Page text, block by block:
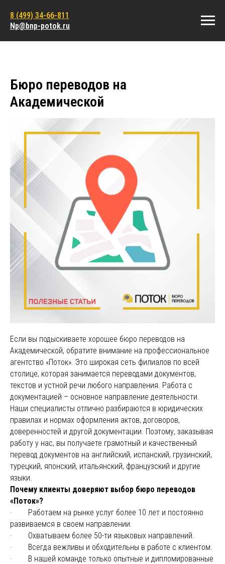
8 (499) 34-66-811
Np@bnp-potok.ru
Бюро переводов на
Академической
Если вы подыскиваете хорошее бюро переводов на
Академической, обратите внимание на профессиональное
агентство «Поток». Это широкая сеть филиалов по всей
столице, которая занимается переводами документов,
текстов и устной речи любого направления. Работа с
документацией – основное направление деятельности.
Наши специалисты отлично разбираются в юридических
правилах и нормах оформления актов, договоров,
доверенностей и другой документации. Поэтому, заказывая
работу у нас, вы получаете грамотный и качественный
перевод документов на английский, испанский, грузинский,
турецкий, японский, итальянский, французский и другие
языки.
Почему клиенты доверяют выбор бюро переводов
«Поток»?
· Работаем на рынке услуг более 10 лет и постоянно
развиваемся в своем направлении.
· Охватываем более 50-ти языковых направлений.
· Всегда вежливы и обходительны в работе с клиентом.
· В нашей команде только опытные и дипломированные